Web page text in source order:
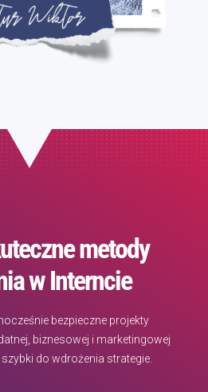
metody
w Interncie
bezpieczne projekty
biznesowej i marketingowej
do wdrożenia strategie.